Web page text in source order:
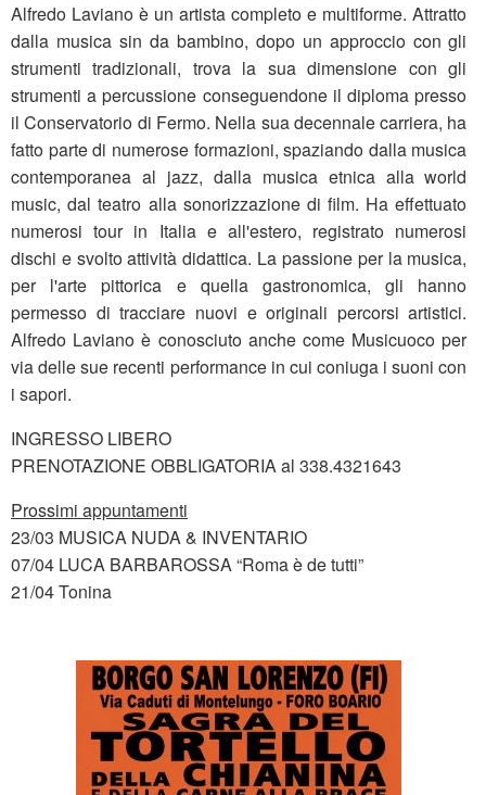
Alfredo Laviano è un artista completo e multiforme. Attratto
dalla musica sin da bambino, dopo un approccio con gli
strumenti tradizionali, trova la sua dimensione con gli
strumenti a percussione conseguendone il diploma presso
il Conservatorio di Fermo. Nella sua decennale carriera, ha
fatto parte di numerose formazioni, spaziando dalla musica
contemporanea al jazz, dalla musica etnica alla world
music, dal teatro alla sonorizzazione di film. Ha effettuato
numerosi tour in Italia e all'estero, registrato numerosi
dischi e svolto attività didattica. La passione per la musica,
per l'arte pittorica e quella gastronomica, gli hanno
permesso di tracciare nuovi e originali percorsi artistici.
Alfredo Laviano è conosciuto anche come Musicuoco per
via delle sue recenti performance in cui coniuga i suoni con
i sapori.
INGRESSO LIBERO
PRENOTAZIONE OBBLIGATORIA al 338.4321643
Prossimi appuntamenti
23/03 MUSICA NUDA & INVENTARIO
07/04 LUCA BARBAROSSA “Roma è de tutti”
21/04 Tonina